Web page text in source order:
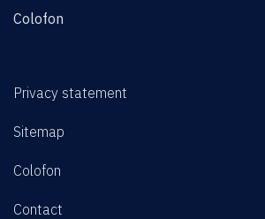
Colofon
Privacy statement
Sitemap
Colofon
Contact